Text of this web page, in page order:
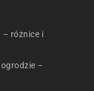
– różnice i
–